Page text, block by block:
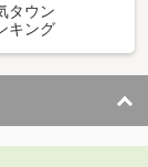
タウン
キング